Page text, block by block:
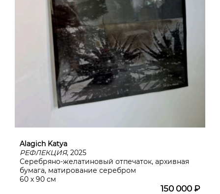
Alagich Katya
РЕФЛЕКЦИЯ, 2025
Серебряно-желатиновый отпечаток, архивная
бумага, матирование серебром
60 х 90 см
150 000 ₽